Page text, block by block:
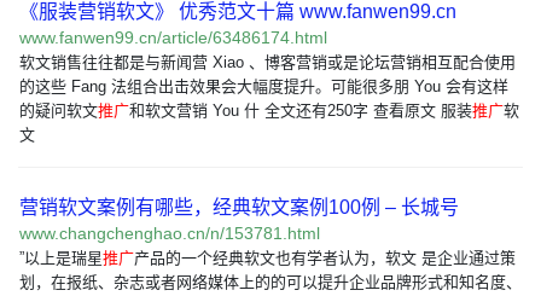
《服装营销软文》 优秀范文十篇 www.fanwen99.cn
www.fanwen99.cn/article/63486174.html
软文销售往往都是与新闻营 Xiao 、博客营销或是论坛营销相互配合使用
的这些 Fang 法组合出击效果会大幅度提升。可能很多朋 You 会有这样
的疑问软文推广和软文营销 You 什 全文还有250字 查看原文 服装推广软
文
营销软文案例有哪些，经典软文案例100例 – 长城号
www.changchenghao.cn/n/153781.html
”以上是瑞星推广产品的一个经典软文也有学者认为，软文 是企业通过策
划，在报纸、杂志或者网络媒体上的的可以提升企业品牌形式和知名度、